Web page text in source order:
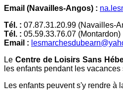
Email (Navailles-Angos) :
Tél. : 07.87.31.20.99 (Navailles-
Tél. : 05.59.33.76.07 (Montardon)
Email :
Le Centre de Loisirs Sans
les enfants pendant les
Les enfants peuvent s'y rendre